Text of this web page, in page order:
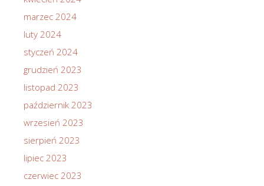
marzec 2024
luty 2024
styczeń 2024
grudzień 2023
listopad 2023
październik 2023
wrzesień 2023
sierpień 2023
lipiec 2023
czerwiec 2023